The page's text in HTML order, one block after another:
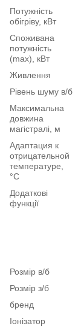
Потужність
обігріву, кВт
Споживана
потужність
(max), кВт
Живлення
Рівень шуму в/б
Максимальна
довжина
магістралі, м
Адаптация к
отрицательной
температуре,
°C
Додаткові
функції
Розмір в/б
Розмір з/б
бренд
Іонізатор